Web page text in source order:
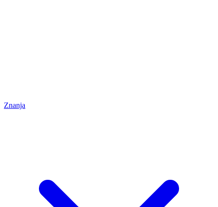
Znanja